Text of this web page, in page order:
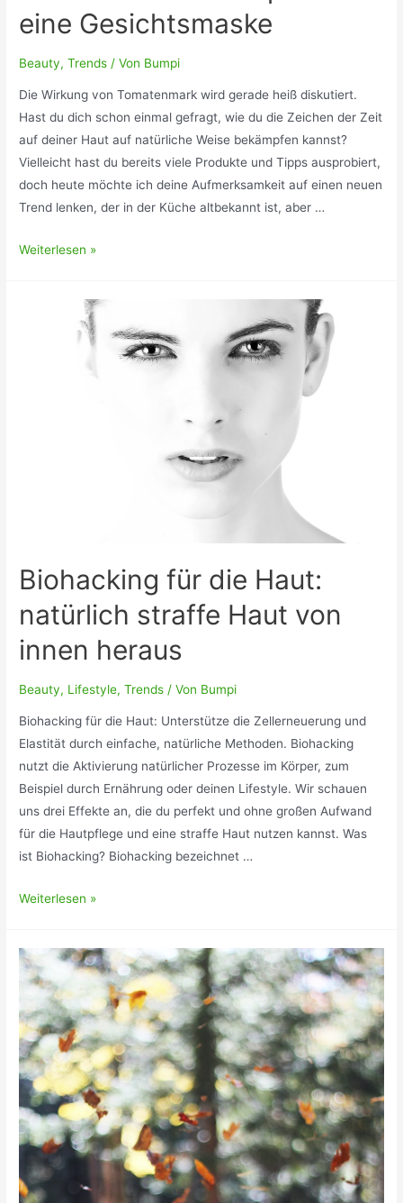
eine Gesichtsmaske
Beauty,Trends / Von Bumpi
Die Wirkung von Tomatenmark wird gerade heiß diskutiert.
Hast du dich schon einmal gefragt, wie du die Zeichen der Zeit
auf deiner Haut auf natürliche Weise bekämpfen kannst?
Vielleicht hast du bereits viele Produkte und Tipps ausprobiert,
doch heute möchte ich deine Aufmerksamkeit auf einen neuen
Trend lenken, der in der Küche altbekannt ist, aber …
Wirkung
Weiterlesen »
Biohacking für die Haut:
natürlich straffe Haut von
innen heraus
Beauty, Lifestyle,Trends / Von Bumpi
Biohacking für die Haut: Unterstütze die Zellerneuerung und
Elastität durch einfache, natürliche Methoden. Biohacking
nutzt die Aktivierung natürlicher Prozesse im Körper, zum
Beispiel durch Ernährung oder deinen Lifestyle. Wir schauen
uns drei Effekte an, die du perfekt und ohne großen Aufwand
für die Hautpflege und eine straffe Haut nutzen kannst. Was
ist Biohacking? Biohacking bezeichnet …
Biohacking
Haut:
natürlich
straffe
Haut
von
innen
heraus
Weiterlesen »